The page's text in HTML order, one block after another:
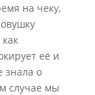
на чеку,
её и
знала о
случае мы